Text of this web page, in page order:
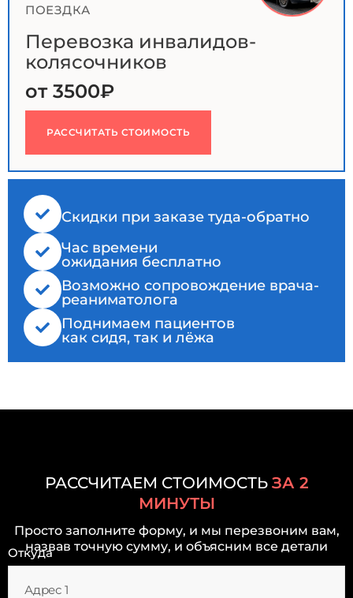
ПОЕЗДКА
Перевозка инвалидов-
колясочников
от 3500₽
РАССЧИТАТЬ СТОИМОСТЬ
Cкидки при заказе туда-обратно
Час времени
ожидания бесплатно
Возможно сопровождение врача-
реаниматолога
Поднимаем пациентов
как сидя, так и лёжа
РАССЧИТАЕМ СТОИМОСТЬ ЗА 2
МИНУТЫ
Просто заполните форму, и мы перезвоним вам,
назвав точную сумму, и объясним все детали
Откуда